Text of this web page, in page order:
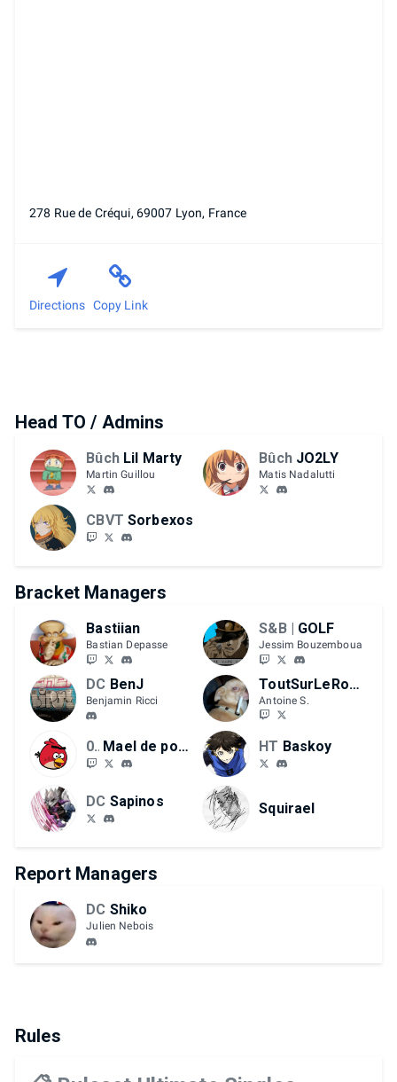
278 Rue de Créqui, 69007 Lyon, France
Directions Copy Link
Head TO / Admins
Bûch Lil Marty
Martin Guillou
Bûch JO2LY
Matis Nadalutti
CBVT Sorbexos
Bracket Managers
Bastiian
Bastian Depasse
S&B | GOLF
Jessim Bouzemboua
DC BenJ
Benjamin Ricci
ToutSurLeRouge !
Antoine S.
02C Mael de poulet HT Baskoy
DC Sapinos Squirael
Report Managers
DC Shiko
Julien Nebois
Rules